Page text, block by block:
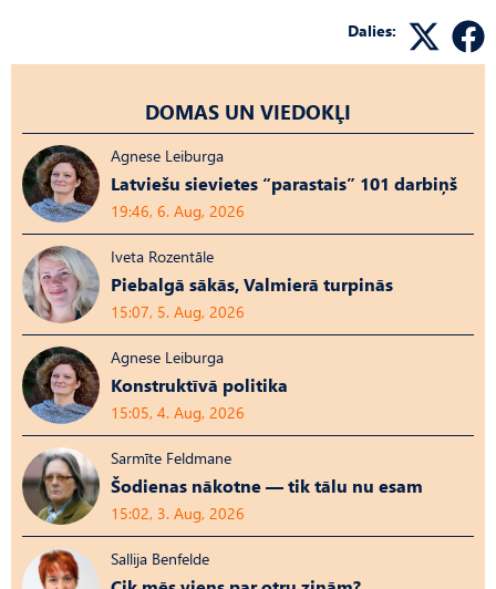
Dalies:
DOMAS UN VIEDOKĻI
Agnese Leiburga
Latviešu sievietes “parastais” 101 darbiņš
19:46, 6. Aug, 2026
Iveta Rozentāle
Piebalgā sākās, Valmierā turpinās
15:07, 5. Aug, 2026
Agnese Leiburga
Konstruktīvā politika
15:05, 4. Aug, 2026
Sarmīte Feldmane
Šodienas nākotne — tik tālu nu esam
15:02, 3. Aug, 2026
Sallija Benfelde